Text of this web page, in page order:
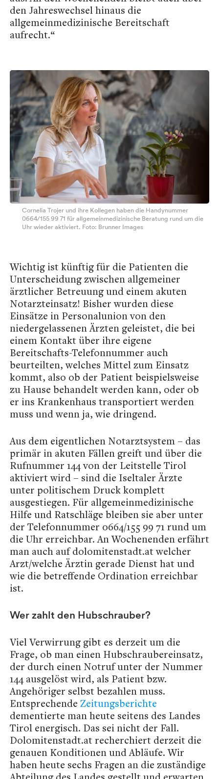
den Jahreswechsel hinaus die
allgemeinmedizinische Bereitschaft
aufrecht.“
Cornelia Trojer und ihre Kollegen haben die Handynummer
0664/155 99 71 für allgemeinmedizinische Beratung rund um die
Uhr wieder aktiviert. Foto: Brunner Images
Wichtig ist künftig für die Patienten die
Unterscheidung zwischen allgemeiner
ärztlicher Betreuung und einem akuten
Notarzteinsatz! Bisher wurden diese
Einsätze in Personalunion von den
niedergelassenen Ärzten geleistet, die bei
einem Kontakt über ihre eigene
Bereitschafts-Telefonnummer auch
beurteilten, welches Mittel zum Einsatz
kommt, also ob der Patient beispielsweise
zu Hause behandelt werden kann, oder ob
er ins Krankenhaus transportiert werden
muss und wenn ja, wie dringend.
Aus dem eigentlichen Notarztsystem – das
primär in akuten Fällen greift und über die
Rufnummer 144 von der Leitstelle Tirol
aktiviert wird – sind die Iseltaler Ärzte
unter politischem Druck komplett
ausgestiegen. Für allgemeinmedizinische
Hilfe und Ratschläge bleiben sie aber unter
der Telefonnummer 0664/155 99 71 rund um
die Uhr erreichbar. An Wochenenden erfährt
man auch auf dolomitenstadt.at welcher
Arzt/welche Ärztin gerade Dienst hat und
wie die betreffende Ordination erreichbar
ist.
Wer zahlt den Hubschrauber?
Viel Verwirrung gibt es derzeit um die
Frage, ob man einen Hubschraubereinsatz,
der durch einen Notruf unter der Nummer
144 ausgelöst wird, als Patient bzw.
Angehöriger selbst bezahlen muss.
Entsprechende Zeitungsberichte
dementierte man heute seitens des Landes
Tirol energisch. Das sei nicht der Fall.
Dolomitenstadt.at recherchiert derzeit die
genauen Konditionen und Abläufe. Wir
haben heute sechs Fragen an die zuständige